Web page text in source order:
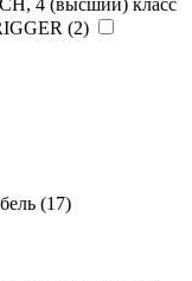
4 (высший) класс
(2)
(17)